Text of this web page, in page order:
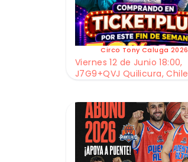
Circo Tony Caluga 2026
Viernes 12 de Junio 18:00,
J7G9+QVJ Quilicura, Chile